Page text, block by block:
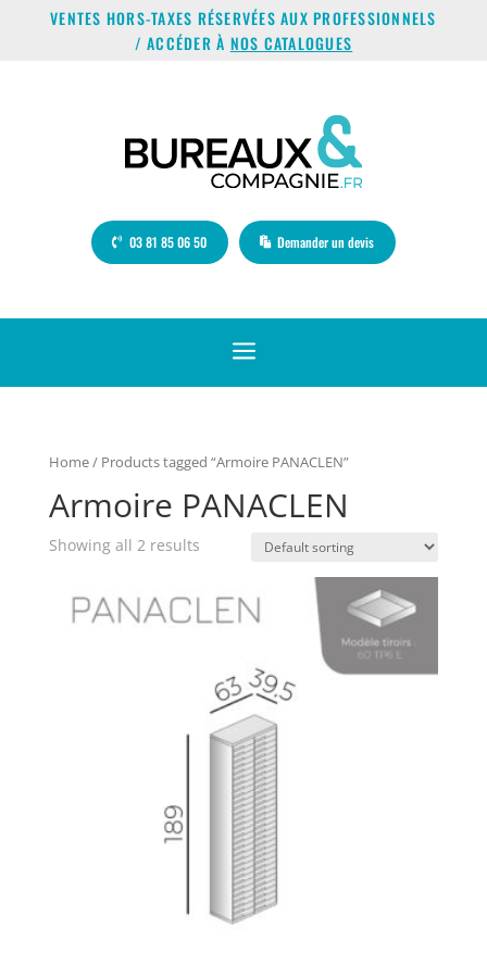
VENTES HORS-TAXES RÉSERVÉES AUX PROFESSIONNELS
/ ACCÉDER À NOS CATALOGUES
03 81 85 06 50 Demander un devis
a
Home/ Products tagged “Armoire PANACLEN”
Armoire PANACLEN
Showing all 2 results